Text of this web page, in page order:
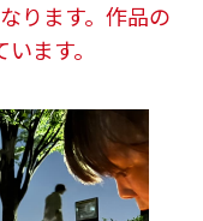
ります。作品の
ます。